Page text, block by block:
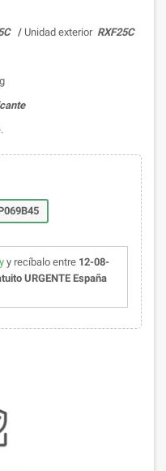
/ Unidad exterior RXF25C
y recíbalo entre 12-08-
URGENTE España